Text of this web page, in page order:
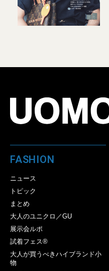
FASHION
ニュース
トピック
まとめ
大人のユニクロ／GU
展示会ルポ
試着フェス®︎
大人が買うべきハイブランド小
物